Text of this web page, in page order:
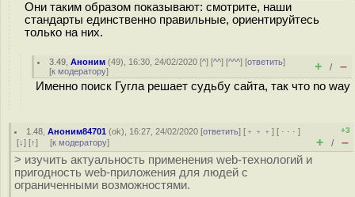
Они таким образом показывают: смотрите, наши
стандарты единственно правильные, ориентируйтесь
только на них.
3.49 ,Аноним (49), 16:30, 24/02/2020 [^] [^^] [^^^] [ответить]
[к модератору] + / –
Именно поиск Гугла решает судьбу сайта, так что no way
1.48 ,Аноним84701 (ok), 16:27, 24/02/2020 [ответить] [ ﹢﹢﹢] [ · · ·]
[↓] [↑] [к модератору]
+3
+ / –
> изучить актуальность применения web-технологий и
пригодность web-приложения для людей с
ограниченными возможностями.